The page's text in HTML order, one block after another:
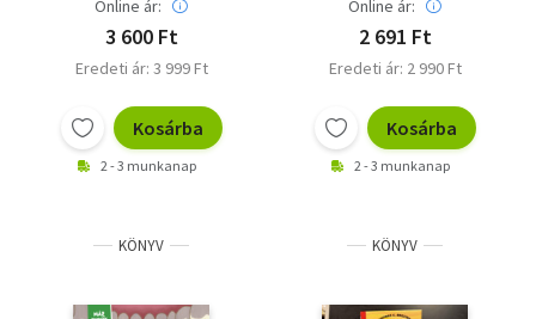
Molnár Rita
Szabó Imola Julianna
Tamás Zsuzsa
Tóth Krisztina
Várfalvy Emőke
Vig Balázs
Török Eszter
Online ár:
3 600 Ft
Eredeti ár: 3 999 Ft
Kosárba
2 - 3 munkanap
Online ár:
2 691 Ft
Eredeti ár: 2 990 Ft
Kosárba
2 - 3 munkanap
KÖNYV KÖNYV